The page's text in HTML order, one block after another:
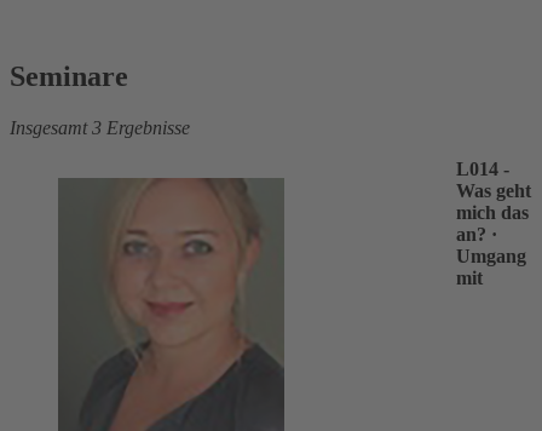
Seminare
Insgesamt 3 Ergebnisse
L014 -
Was geht
mich das
an? ·
Umgang
mit